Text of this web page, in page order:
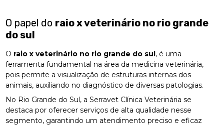
O papel do raio x veterinário no rio grande
do sul
O raio x veterinário no rio grande do sul , é uma
ferramenta fundamental na área da medicina veterinária,
pois permite a visualização de estruturas internas dos
animais, auxiliando no diagnóstico de diversas patologias.
No Rio Grande do Sul, a Serravet Clínica Veterinária se
destaca por oferecer serviços de alta qualidade nesse
segmento, garantindo um atendimento preciso e eficaz